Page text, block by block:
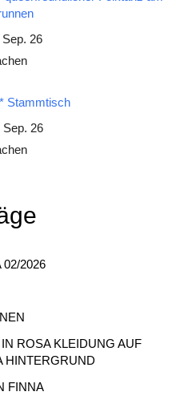
Sep. 26
Stammtisch
Sep. 26
02/2026
FINNA